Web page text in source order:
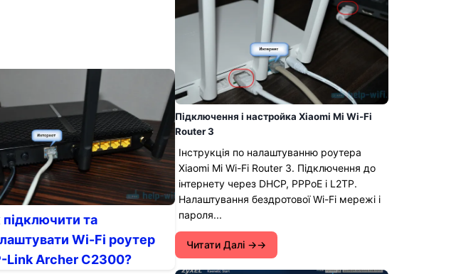
підключити та
Wi-Fi роутер
Link Archer C2300?
Підключення і настройка Xiaomi Mi Wi-Fi
Router 3
Інструкція по налаштуванню роутера
Xiaomi Mi Wi-Fi Router 3. Підключення до
інтернету через DHCP, PPPoE і L2TP.
Налаштування бездротової Wi-Fi мережі і
пароля...
Читати Далі →